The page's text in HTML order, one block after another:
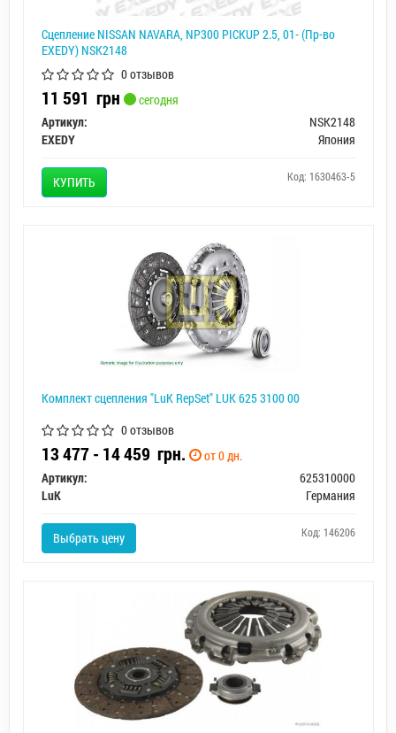
Сцепление NISSAN NAVARA, NP300 PICKUP 2.5, 01- (Пр-во
EXEDY) NSK2148
0 отзывов
11 591 грн
сегодня
Артикул:
NSK2148
EXEDY
Япония
КУПИТЬ Код: 1630463-5
Комплект сцепления "LuK RepSet" LUK 625 3100 00
0 отзывов
13 477 - 14 459 грн.
от 0 дн.
Артикул:
625310000
LuK
Германия
Выбрать цену Код: 146206